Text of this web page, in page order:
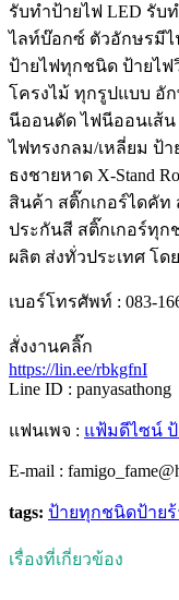
รับทําป้ายไฟ LED รับ
ไลท์บ๊อกซ์ ตัวอักษรมีไ
ป้ายไฟทุกชนิด ป้ายไฟ
โครงไม้ ทุกรูปแบบ อั
นีออนดัด ไฟนีออนเส้น
ไฟทรงกลม/เหลี่ยม ป้า
ธงชายหาด X-Stand
สินค้า สติ๊กเกอร์ไดคั
ประกันสี สติ๊กเกอร์ทุก
ผลิต ส่งทั่วประเทศ โ
เบอร์โทรศัพท์ : 083-
สั่งงานคลิ๊ก
https://lin.ee/rbkgfnI
Line ID : panyasathong
แฟนเพจ : แฟ้มดีไซน์
E-mail :
tags: ป้ายทุกชนิดป้าย
เรื่องที่เกี่ยวข้อง